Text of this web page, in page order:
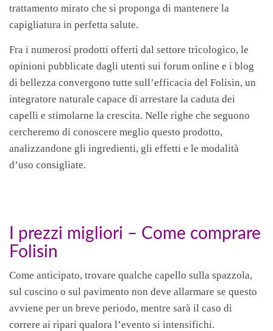
trattamento mirato che si proponga di mantenere la
capigliatura in perfetta salute.
Fra i numerosi prodotti offerti dal settore tricologico, le
opinioni pubblicate dagli utenti sui forum online e i blog
di bellezza convergono tutte sull’efficacia del Folisin, un
integratore naturale capace di arrestare la caduta dei
capelli e stimolarne la crescita. Nelle righe che seguono
cercheremo di conoscere meglio questo prodotto,
analizzandone gli ingredienti, gli effetti e le modalità
d’uso consigliate.
I prezzi migliori – Come comprare
Folisin
Come anticipato, trovare qualche capello sulla spazzola,
sul cuscino o sul pavimento non deve allarmare se questo
avviene per un breve periodo, mentre sarà il caso di
correre ai ripari qualora l’evento si intensifichi.